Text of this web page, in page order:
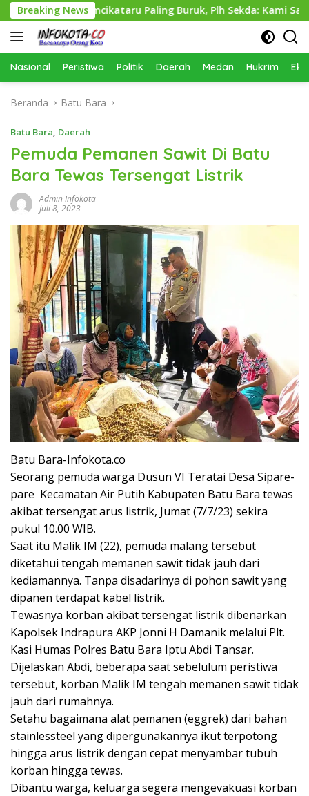
Langsung
ke
konten
Breaking News
Perkimcikataru Paling Buruk, Plh Sekda: Kami Sarankan
Nasional Peristiwa Politik Daerah Medan Hukrim
Beranda Batu Bara
Batu Bara, Daerah
Pemuda Pemanen Sawit Di Batu
Bara Tewas Tersengat Listrik
Admin Infokota
Juli 8, 2023
Batu Bara-Infokota.co
Seorang pemuda warga Dusun VI Teratai Desa Sipare-
pare Kecamatan Air Putih Kabupaten Batu Bara tewas
akibat tersengat arus listrik, Jumat (7/7/23) sekira
pukul 10.00 WIB.
Saat itu Malik IM (22), pemuda malang tersebut
diketahui tengah memanen sawit tidak jauh dari
kediamannya. Tanpa disadarinya di pohon sawit yang
dipanen terdapat kabel listrik.
Tewasnya korban akibat tersengat listrik dibenarkan
Kapolsek Indrapura AKP Jonni H Damanik melalui Plt.
Kasi Humas Polres Batu Bara Iptu Abdi Tansar.
Dijelaskan Abdi, beberapa saat sebelulum peristiwa
tersebut, korban Malik IM tengah memanen sawit tidak
jauh dari rumahnya.
Setahu bagaimana alat pemanen (eggrek) dari bahan
stainlessteel yang dipergunakannya ikut terpotong
hingga arus listrik dengan cepat menyambar tubuh
korban hingga tewas.
Dibantu warga, keluarga segera mengevakuasi korban